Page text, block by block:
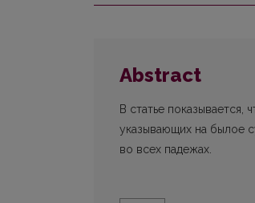
Abstract
В статье показывается,
указывающих на былое
во всех падежах.